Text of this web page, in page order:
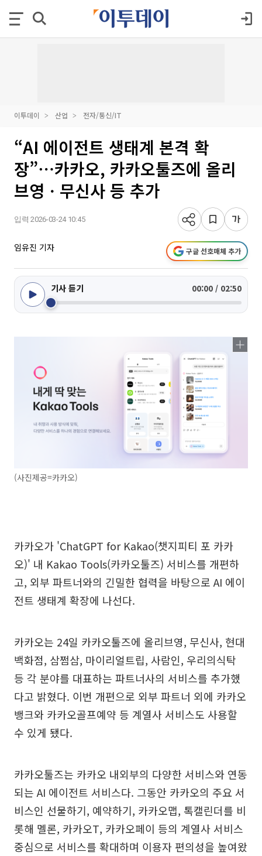
이투데이 산업 전자/통신/IT
“AI 에이전트 생태계 본격 확
장”⋯카카오, 카카오툴즈에 올리
브영ㆍ무신사 등 추가
입력 2026-03-24 10:45
임유진 기자 구글 선호매체 추가
기사 듣기 00:00 / 02:50
(사진제공=카카오)
카카오가 'ChatGPT for Kakao(챗지피티 포 카카
오)' 내 Kakao Tools(카카오툴즈) 서비스를 개편하
고, 외부 파트너와의 긴밀한 협력을 바탕으로 AI 에이
전트 생태계 확장에 나선다.
카카오는 24일 카카오툴즈에 올리브영, 무신사, 현대
백화점, 삼쩜삼, 마이리얼트립, 사람인, 우리의식탁
등 각 분야를 대표하는 파트너사의 서비스를 추가했
다고 밝혔다. 이번 개편으로 외부 파트너 외에 카카오
뱅크와 카카오골프예약 등 계열사 서비스도 사용할
수 있게 됐다.
카카오툴즈는 카카오 내외부의 다양한 서비스와 연동
되는 AI 에이전트 서비스다. 그동안 카카오의 주요 서
비스인 선물하기, 예약하기, 카카오맵, 톡캘린더를 비
롯해 멜론, 카카오T, 카카오페이 등의 계열사 서비스
중심으로 서비스를 확대하며 이용자 편의성을 높여왔